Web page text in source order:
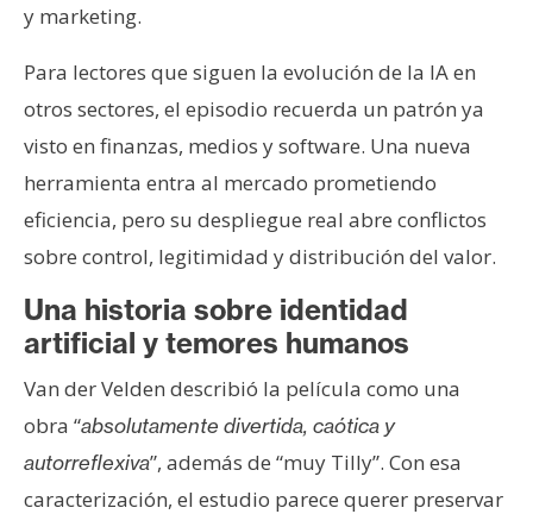
y marketing.
Para lectores que siguen la evolución de la IA en
otros sectores, el episodio recuerda un patrón ya
visto en finanzas, medios y software. Una nueva
herramienta entra al mercado prometiendo
eficiencia, pero su despliegue real abre conflictos
sobre control, legitimidad y distribución del valor.
Una historia sobre identidad
artificial y temores humanos
Van der Velden describió la película como una
obra “absolutamente divertida, caótica y
autorreflexiva”, además de “muy Tilly”. Con esa
caracterización, el estudio parece querer preservar